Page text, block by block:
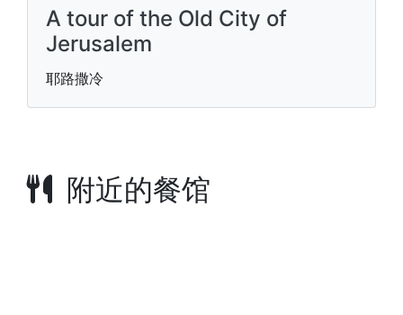
A tour of the Old City of
Jerusalem
耶路撒冷
附近的餐馆